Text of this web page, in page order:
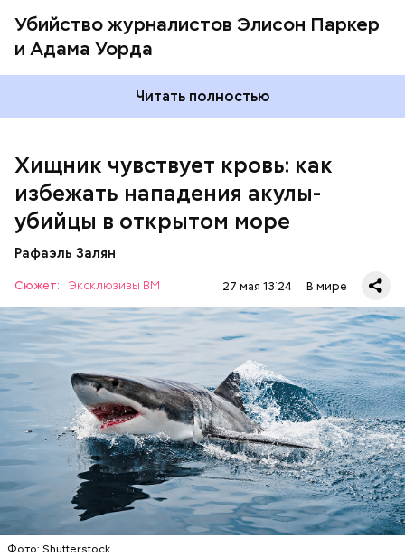
Убийство журналистов Элисон Паркер
и Адама Уорда
Читать полностью
Хищник чувствует кровь: как
избежать нападения акулы-
убийцы в открытом море
Рафаэль Залян
Сюжет: Эксклюзивы ВМ 27 мая 13:24 В мире
Фото: Shutterstock
— Очень много случаев зарегистрировано, когда
акулы атаковали небольшие суда с надувными
человека в открытом море или океане вполне
реальна. Следовательно, нужно делать все
возможное, чтобы не оказаться за бортом.
некоторых акул период активной охоты.
Например, ночь — это время круглоголовой и
гигантской акулы-молот, — пояснил спикер.